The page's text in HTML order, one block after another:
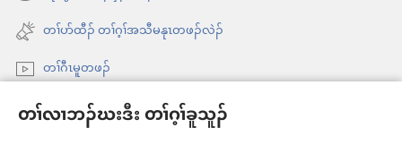
တၢ်လၢဘၣ်ဃးဒီး တၢ်ဂ့ၢ်ခူသူၣ်
အ
သီ
တ
ဘ့ၣ်
ထီၣ်
အ
တ
တၢ်ပာ်ထီၣ် တၢ်ဂ့ၢ်အသီမနုၤတဖၣ်လဲၣ်
တၢ်ဂီၤမူတဖၣ်
Videos with Audio Descriptions